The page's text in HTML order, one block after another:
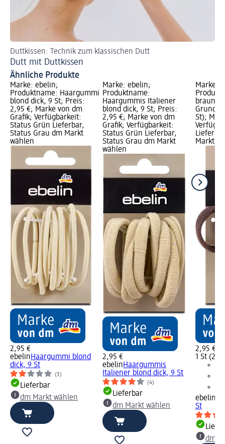
Duttkissen: Technik zum klassischen Dutt
Dutt mit Duttkissen
Ähnliche Produkte
Marke: ebelin;
Produktname: Haargummi
blond dick, 9 St; Preis:
2,95 €; Marke von dm
Grafik; Verfügbarkeit:
Status Grün Lieferbar,
Status Grau dm Markt
wählen
2,95 €
ebelinHaargummi blond
dick, 9 St
(3)
Lieferbar
dm Markt wählen
Marke: ebelin;
Produktname:
Haargummis Italiener
blond dick, 9 St; Preis:
2,95 €; Marke von dm
Grafik; Verfügbarkeit:
Status Grün Lieferbar,
Status Grau dm Markt
wählen
2,95 €
ebelinHaargummis
Italiener blond dick, 9 St
(4)
Lieferbar
dm Markt wählen
Marke:
braun,
St);
Markt
2,95 €
1 St
ebelin
St
dm